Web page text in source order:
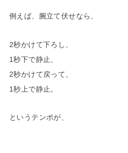
例えば、腕立て伏せなら、
2秒かけて下ろし、
1秒下で静止、
2秒かけて戻って、
1秒上で静止。
というテンポが、